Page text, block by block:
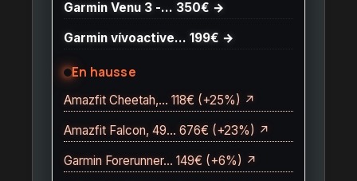
Garmin Venu 3 -… 350€ →
Garmin vívoactive… 199€ →
En hausse
Amazfit Cheetah,… 118€ (+25%) ↗
Amazfit Falcon, 49… 676€ (+23%) ↗
Garmin Forerunner… 149€ (+6%) ↗